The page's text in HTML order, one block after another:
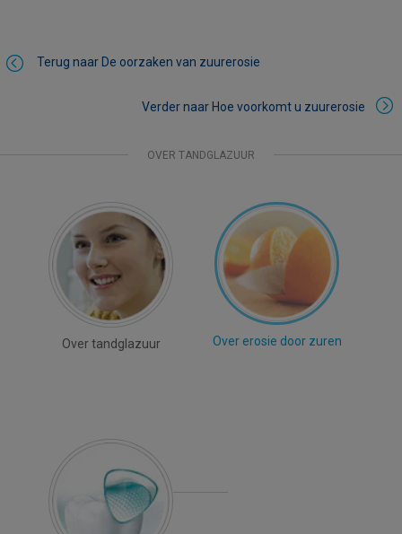
Terug naar De oorzaken van zuurerosie
Verder naar Hoe voorkomt u zuurerosie
OVER TANDGLAZUUR
Over tandglazuur Over erosie door zuren